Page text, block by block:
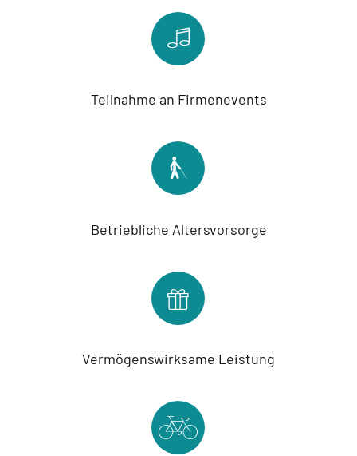
Teilnahme an Firmenevents
Betriebliche Altersvorsorge
Vermögenswirksame Leistung